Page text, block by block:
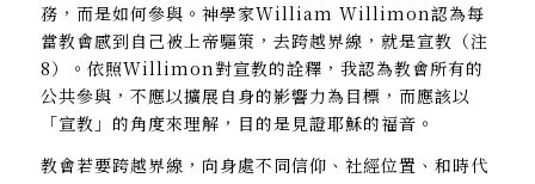
務，而是如何參與。神學家William Willimon認為每
當教會感到自己被上帝驅策，去跨越界線，就是宣教（注
8）。依照Willimon對宣教的詮釋，我認為教會所有的
公共參與，不應以擴展自身的影響力為目標，而應該以
「宣教」的角度來理解，目的是見證耶穌的福音。
教會若要跨越界線，向身處不同信仰、社經位置、和時代